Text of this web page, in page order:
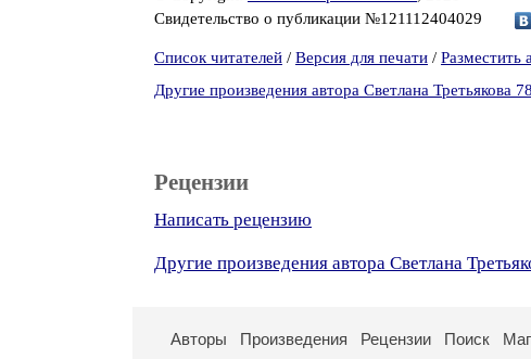
Свидетельство о публикации №121112404029
Список читателей / Версия для печати / Разместить
Другие произведения автора Светлана Третьякова 78
Рецензии
Написать рецензию
Другие произведения автора Светлана
Авторы Произведения Рецензии Поиск